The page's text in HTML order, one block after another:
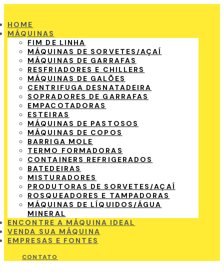
HOME
MÁQUINAS
FIM DE LINHA
MÁQUINAS DE SORVETES/AÇAÍ
MÁQUINAS DE GARRAFAS
RESFRIADORES E CHILLERS
MÁQUINAS DE GALÕES
CENTRIFUGA DESNATADEIRA
SOPRADORES DE GARRAFAS
EMPACOTADORAS
ESTEIRAS
MÁQUINAS DE PASTOSOS
MÁQUINAS DE COPOS
BARRIGA MOLE
TERMO FORMADORAS
CONTAINERS REFRIGERADOS
BATEDEIRAS
MISTURADORES
PRODUTORAS DE SORVETES/AÇAÍ
ROSQUEADORES E TAMPADORAS
MÁQUINAS DE LÍQUIDOS/ÁGUA
MINERAL
ENCONTRE A MÁQUINA IDEAL
VENDA SUA MÁQUINA
EMPRESAS E FONTES
CONTATO